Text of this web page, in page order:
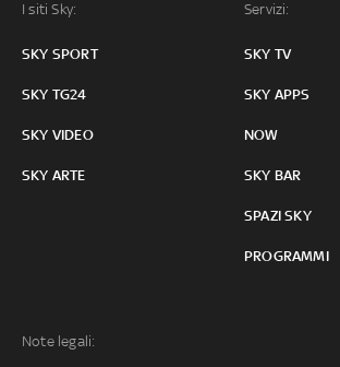
I siti Sky:
SKY SPORT
SKY TG24
SKY VIDEO
SKY ARTE
Servizi:
SKY TV
SKY APPS
NOW
SKY BAR
SPAZI SKY
PROGRAMMI
Note legali: